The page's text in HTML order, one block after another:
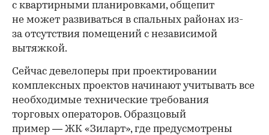
с квартирными планировками, общепит
не может развиваться в спальных районах из-
за отсутствия помещений с независимой
вытяжкой.
Сейчас девелоперы при проектировании
комплексных проектов начинают учитывать все
необходимые технические требования
торговых операторов. Образцовый
пример — ЖК «Зиларт», где предусмотрены